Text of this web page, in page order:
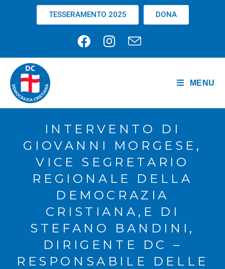
TESSERAMENTO 2025 DONA
MENU
INTERVENTO DI
GIOVANNI MORGESE,
VICE SEGRETARIO
REGIONALE DELLA
DEMOCRAZIA
CRISTIANA,E DI
STEFANO BANDINI,
DIRIGENTE DC –
RESPONSABILE DELLE